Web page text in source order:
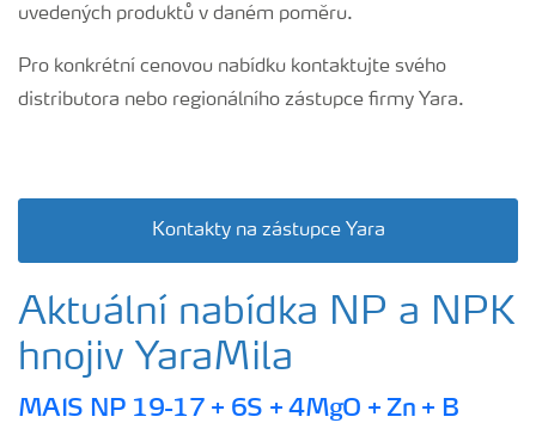
uvedených produktů v daném poměru.
Pro konkrétní cenovou nabídku kontaktujte svého
distributora nebo regionálního zástupce firmy Yara.
Kontakty na zástupce Yara
Aktuální nabídka NP a NPK
hnojiv YaraMila
MAIS NP 19-17 + 6S + 4MgO + Zn + B